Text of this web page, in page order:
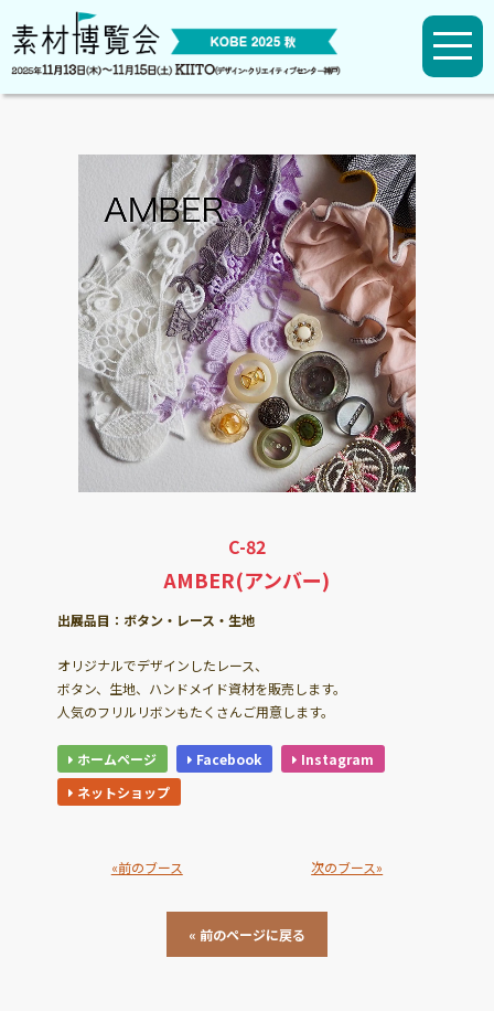
C-82
AMBER(アンバー)
出展品目：ボタン・レース・生地
オリジナルでデザインしたレース、
ボタン、生地、ハンドメイド資材を販売します。
人気のフリルリボンもたくさんご用意します。
ホームページ Facebook
Instagram
ネットショップ
«前のブース 次のブース»
« 前のページに戻る